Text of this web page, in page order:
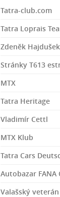
Tatra-club.com
Tatra Loprais
Zdeněk Hajdušek
Stránky T613
MTX
Tatra Heritage
Vladimír Cettl
MTX Klub
Tatra Cars
Autobazar FANA
Valašský